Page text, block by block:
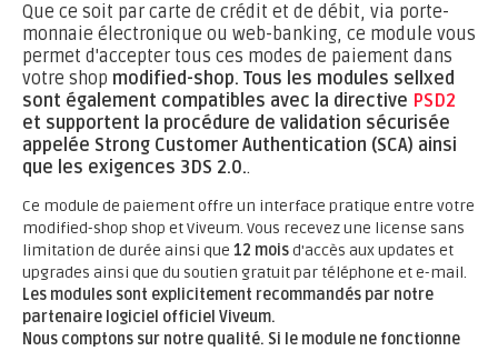
Que ce soit par carte de crédit et de débit, via porte-
monnaie électronique ou web-banking, ce module vous
permet d'accepter tous ces modes de paiement dans
votre shop modified-shop. Tous les modules sellxed
sont également compatibles avec la directive PSD2
et supportent la procédure de validation sécurisée
appelée Strong Customer Authentication (SCA) ainsi
que les exigences 3DS 2.0..
Ce module de paiement offre un interface pratique entre votre
modified-shop shop et Viveum. Vous recevez une license sans
limitation de durée ainsi que 12 moisd'accès aux updates et
upgrades ainsi que du soutien gratuit par téléphone et e-mail.
Les modules sont explicitement recommandés par notre
partenaire logiciel officiel Viveum.
Nous comptons sur notre qualité. Si le module ne fonctionne